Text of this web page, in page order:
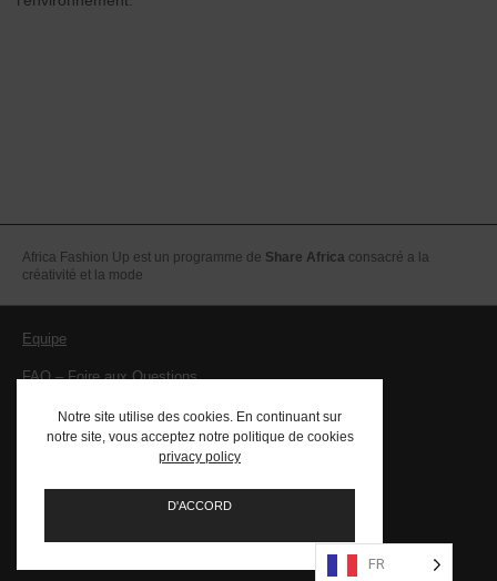
Africa Fashion Up est un programme de Share Africa consacré a la
créativité et la mode
Equipe
FAQ – Foire aux Questions
Mentions légales – CGV
PRESSE
SocialSocialSocialSocialSocialSocial
Notre site utilise des cookies. En continuant sur
notre site, vous acceptez notre politique de cookies
privacy policy
D'ACCORD
FR